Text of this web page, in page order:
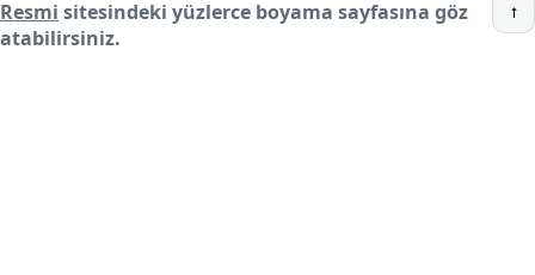
Resmi sitesindeki yüzlerce boyama sayfasına göz
atabilirsiniz.
↑